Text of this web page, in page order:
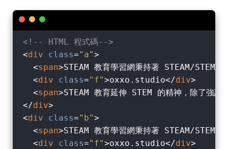
<!-- HTML 程式碼-->
<div class="a">
<span>STEAM 教育學習網秉持著 STEAM/STEM
<div class="f">oxxo.studio</div>
<span>STEAM 教育延伸 STEM 的精神，除了強調
</div>
<div class="b">
<span>STEAM 教育學習網秉持著 STEAM/STEM
<div class="f">oxxo.studio</div>